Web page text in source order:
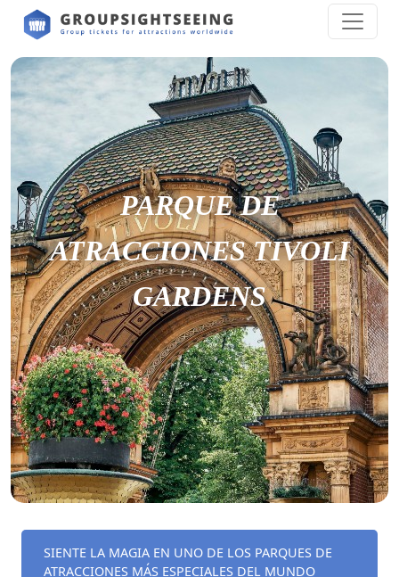
PARQUE DE
ATRACCIONES TIVOLI
GARDENS
SIENTE LA MAGIA EN UNO DE LOS PARQUES DE
ATRACCIONES MÁS ESPECIALES DEL MUNDO